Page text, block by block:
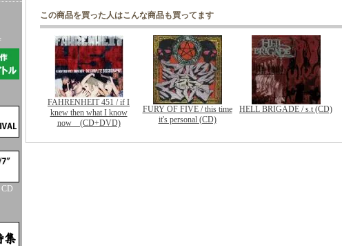
この商品を買った人はこんな商品も買ってます
FAHRENHEIT 451 / if I
knew then what I know
now (CD+DVD)
FURY OF FIVE / this time
it's personal (CD)
HELL BRIGADE / s.t (CD)